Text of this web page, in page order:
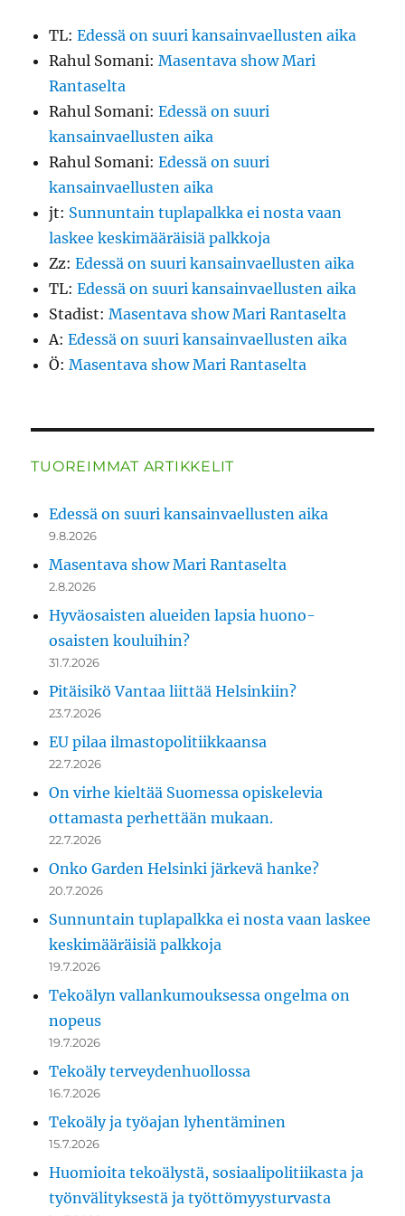
TL:Edessä on suuri kansainvaellusten aika
Rahul Somani:Masentava show Mari
Rantaselta
Rahul Somani:Edessä on suuri
kansainvaellusten aika
Rahul Somani:Edessä on suuri
kansainvaellusten aika
jt: Sunnuntain tuplapalkka ei nosta vaan
laskee keskimääräisiä palkkoja
Zz:Edessä on suuri kansainvaellusten aika
TL:Edessä on suuri kansainvaellusten aika
Stadist:Masentava show Mari Rantaselta
A:Edessä on suuri kansainvaellusten aika
Ö:Masentava show Mari Rantaselta
TUOREIMMAT ARTIKKELIT
Edessä on suuri kansainvaellusten aika
9.8.2026
Masentava show Mari Rantaselta
2.8.2026
Hyväosaisten alueiden lapsia huono-
osaisten kouluihin?
31.7.2026
Pitäisikö Vantaa liittää Helsinkiin?
23.7.2026
EU pilaa ilmastopolitiikkaansa
22.7.2026
On virhe kieltää Suomessa opiskelevia
ottamasta perhettään mukaan.
22.7.2026
Onko Garden Helsinki järkevä hanke?
20.7.2026
Sunnuntain tuplapalkka ei nosta vaan laskee
keskimääräisiä palkkoja
19.7.2026
Tekoälyn vallankumouksessa ongelma on
nopeus
19.7.2026
Tekoäly terveydenhuollossa
16.7.2026
Tekoäly ja työajan lyhentäminen
15.7.2026
Huomioita tekoälystä, sosiaalipolitiikasta ja
työnvälityksestä ja työttömyysturvasta